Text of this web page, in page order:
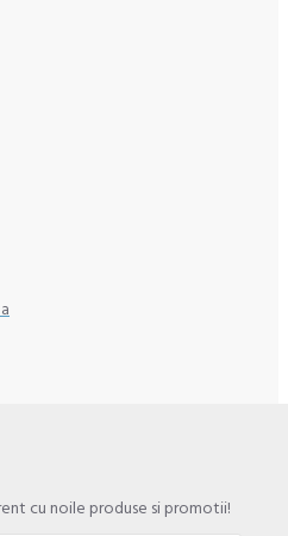
cu noile produse si promotii!